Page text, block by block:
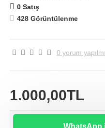
0 Satış
428 Görüntülenme
0 yorum
1.000,00TL
WhatsApp